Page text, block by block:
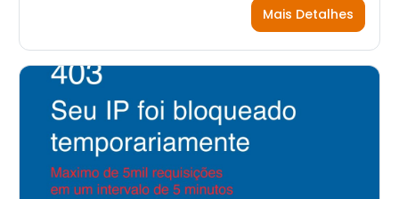
Mais Detalhes